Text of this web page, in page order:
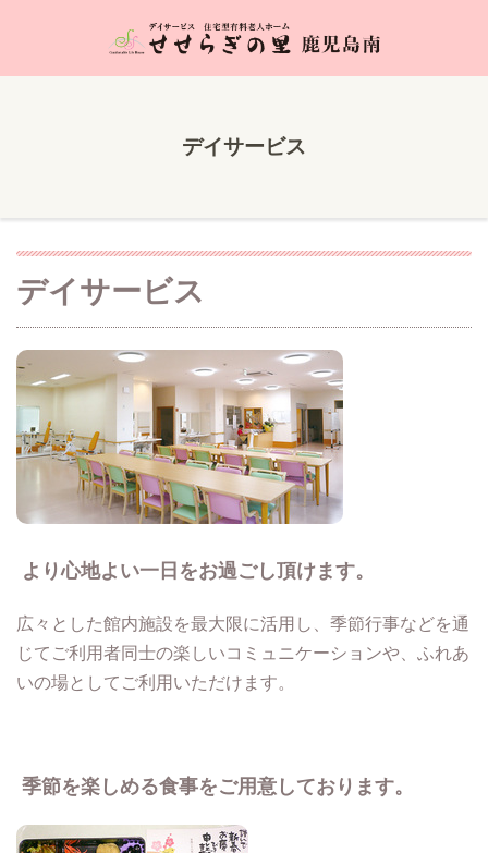
デイサービス
デイサービス
より心地よい一日をお過ごし頂けます。
広々とした館内施設を最大限に活用し、季節行事などを通
じてご利用者同士の楽しいコミュニケーションや、ふれあ
いの場としてご利用いただけます。
季節を楽しめる食事をご用意しております。